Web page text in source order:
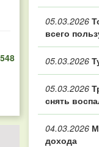
05.03.2026
всего
05.03.2026
05.03.2026
снять
04.03.2026
дохода